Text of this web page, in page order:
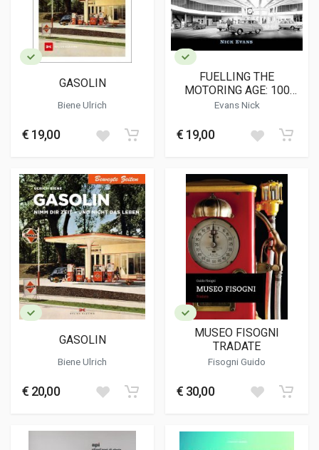
GASOLIN
Biene Ulrich
€ 19,00
FUELLING THE
MOTORING AGE: 100
YEARS OF BRITISH
Evans Nick
€ 19,00
GASOLIN
Biene Ulrich
€ 20,00
MUSEO FISOGNI
TRADATE
Fisogni Guido
€ 30,00